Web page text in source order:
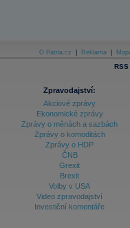
O Patria.cz Reklama
RSS
Zpravodajství:
Akciové zprávy
Ekonomické zprávy
Zprávy o měnách a sazbách
Zprávy o komoditách
Zprávy o HDP
ČNB
Grexit
Brexit
Volby v USA
Video zpravodajství
Investiční komentáře